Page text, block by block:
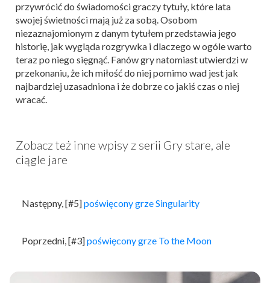
przywrócić do świadomości graczy tytuły, które lata
swojej świetności mają już za sobą. Osobom
niezaznajomionym z danym tytułem przedstawia jego
historię, jak wygląda rozgrywka i dlaczego w ogóle warto
teraz po niego sięgnąć. Fanów gry natomiast utwierdzi w
przekonaniu, że ich miłość do niej pomimo wad jest jak
najbardziej uzasadniona i że dobrze co jakiś czas o niej
wracać.
Zobacz też inne wpisy z serii Gry stare, ale
ciągle jare
Następny, [#5]poświęcony grze Singularity
Poprzedni, [#3]poświęcony grze To the Moon